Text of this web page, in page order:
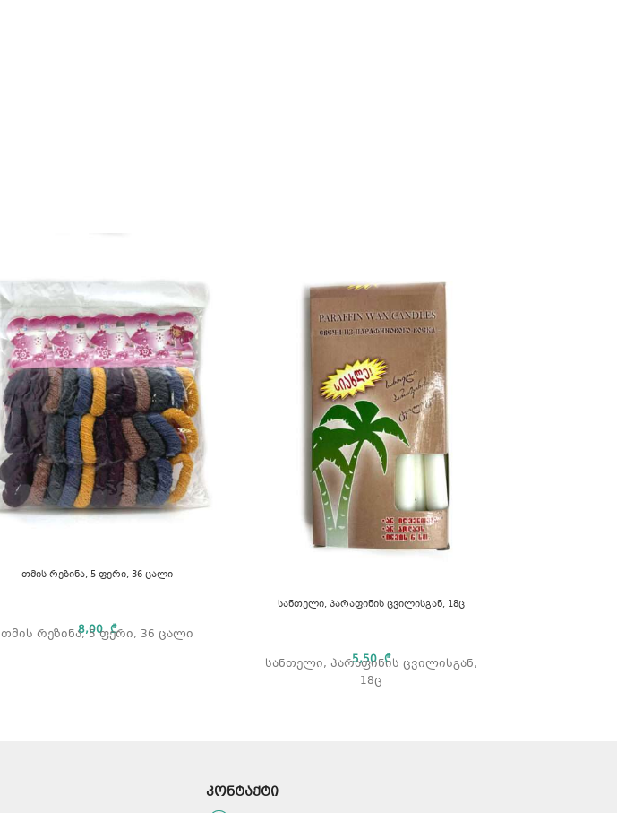
თმის რეზინა, 5 ფერი, 36 ცალი
8,00₾
თმის რეზინა, 5 ფერი, 36 ცალი
სანთელი, პარაფინის ცვილისგან, 18ც
5,50₾
სანთელი, პარაფინის ცვილისგან,
18ც
კონტაქტი